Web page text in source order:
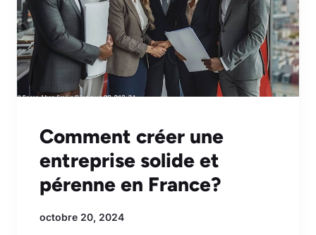
Comment créer une
entreprise solide et
pérenne en France?
octobre 20, 2024